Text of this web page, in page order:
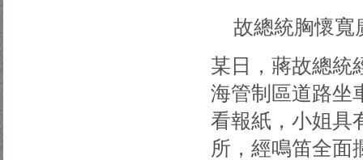
故總統胸懷寬
某日，蔣故總統
海管制區道路坐
看報紙，小姐具
所，經鳴笛全面